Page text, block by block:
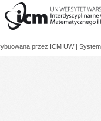
przez ICM UW |